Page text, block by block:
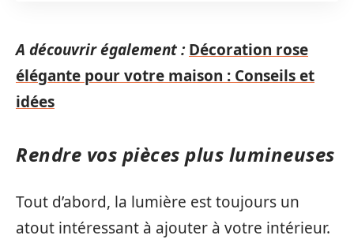
A découvrir également : Décoration rose
élégante pour votre maison : Conseils et
idées
Rendre vos pièces plus lumineuses
Tout d’abord, la lumière est toujours un
atout intéressant à ajouter à votre intérieur.